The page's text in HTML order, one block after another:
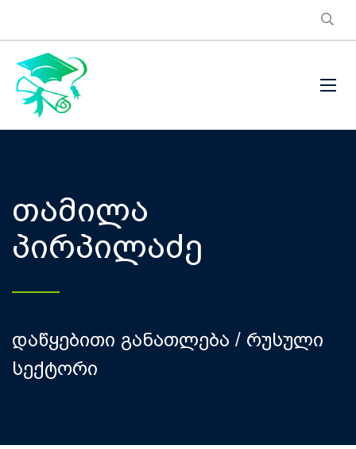
თამილა
პირპილაძე
დაწყებითი განათლება / რუსული
სექტორი